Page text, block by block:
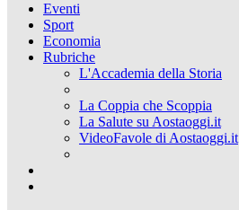
Eventi
Sport
Economia
Rubriche
L'Accademia della Storia
La Coppia che Scoppia
La Salute su Aostaoggi.it
VideoFavole di Aostaoggi.it